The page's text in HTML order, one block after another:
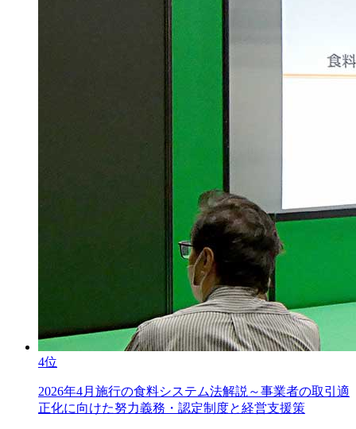
4位
2026年4月施行の食料システム法解説～事業者の取引適
正化に向けた努力義務・認定制度と経営支援策